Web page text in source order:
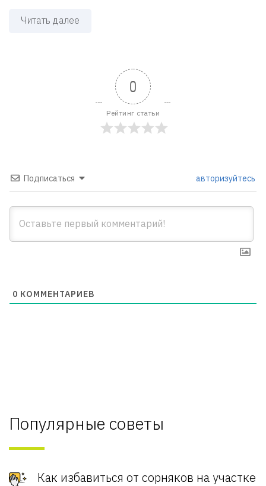
Читать далее
0
Рейтинг статьи
Подписаться авторизуйтесь
0 КОММЕНТАРИЕВ
Популярные советы
Как избавиться от сорняков на участке